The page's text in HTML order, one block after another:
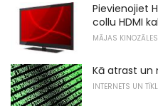
Pievienojiet
collu HDMI
MĀJAS KINOZĀLES
Kā atrast un
INTERNETS UN